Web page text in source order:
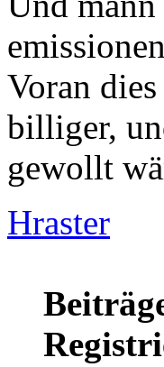
Voran
billiger,
gewollt
Hraster